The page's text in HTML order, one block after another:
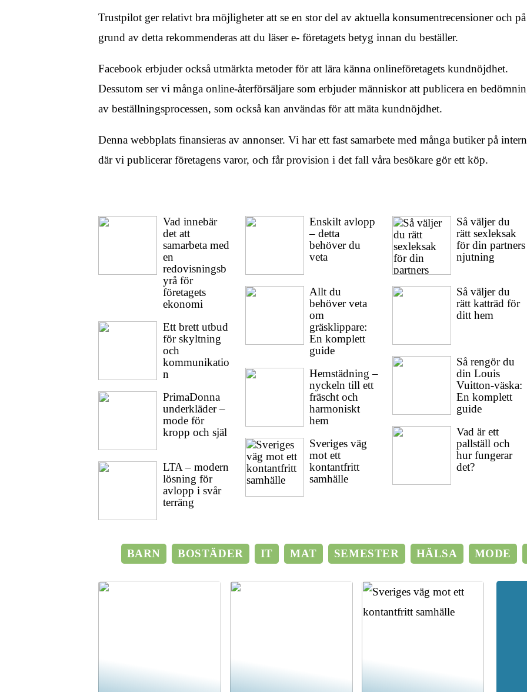
Trustpilot ger relativt bra möjligheter att se en stor del av aktuella konsumentrecensioner och på
grund av detta rekommenderas att du läser e- företagets betyg innan du beställer.
Facebook erbjuder också utmärkta metoder för att lära känna onlineföretagets kundnöjdhet.
Dessutom ser vi många online-återförsäljare som erbjuder människor att publicera en
av beställningsprocessen, som också kan användas för att mäta kundnöjdhet.
Denna webbplats finansieras av annonser. Vi har ett fast samarbete med många butiker på
där vi publicerar företagens varor, och får provision i det fall våra besökare gör ett köp.
Vad innebär
det att
samarbeta med
en
redovisningsb
yrå för
företagets
ekonomi
Ett brett utbud
för skyltning
och
kommunikatio
n
PrimaDonna
underkläder –
mode för
kropp och själ
LTA – modern
lösning för
avlopp i svår
terräng
Enskilt avlopp
– detta
behöver du
veta
Allt du
behöver veta
om
gräsklippare:
En komplett
guide
Hemstädning –
nyckeln till ett
fräscht och
harmoniskt
hem
Sveriges väg
mot ett
kontantfritt
samhälle
Så väljer du
rätt sexleksak
för din partners
njutning
Så väljer du
rätt katträd för
ditt hem
Så rengör du
din Louis
Vuitton-väska:
En komplett
guide
Vad är ett
pallställ och
hur fungerar
det?
BARN BOSTÄDER IT MAT SEMESTER HÄLSA MODE